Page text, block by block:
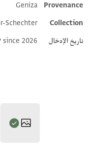
Additional metadata
Provenance
Geniza
Collection
Schechter
تاريخ الإدخال
since 2026